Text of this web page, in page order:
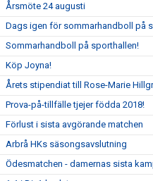
Årsmöte 24 augusti
Dags igen för sommarhandboll på
Sommarhandboll på sporthallen!
Köp Joyna!
Årets stipendiat till Rose-Marie
Prova-på-tillfälle tjejer födda 2018!
Förlust i sista avgörande matchen
Arbrå HKs säsongsavslutning
Ödesmatchen - damernas sista